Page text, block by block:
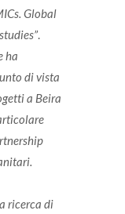
Global
.
ha
di vista
a Beira
ricerca di